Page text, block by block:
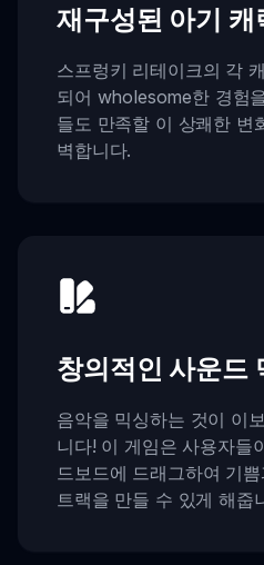
재구성된 아기 캐
스프렁키 리테이크의 각
되어 wholesome한 경험
들도 만족할 이 상쾌한 변
벽합니다.
창의적인 사운드
음악을 믹싱하는 것이 이
니다! 이 게임은 사용자들
드보드에 드래그하여 기
트랙을 만들 수 있게 해줍